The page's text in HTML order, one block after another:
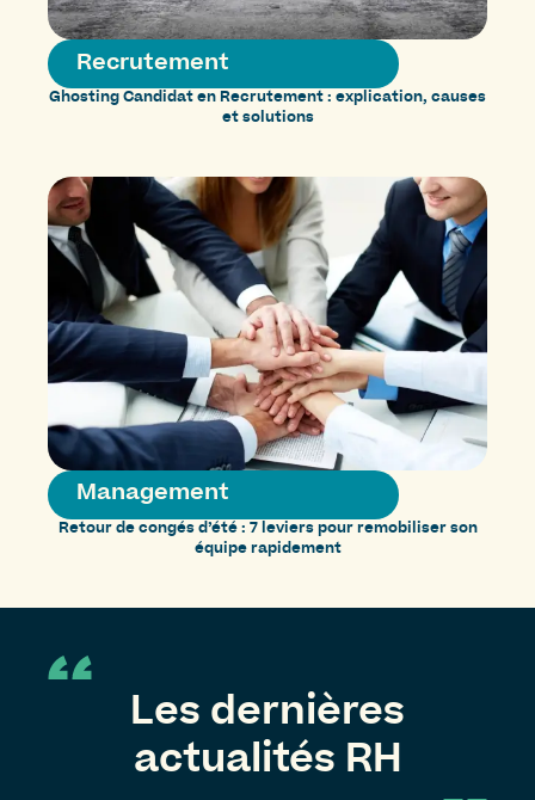
Recrutement
Ghosting Candidat en Recrutement : explication, causes
et solutions
Management
Retour de congés d’été : 7 leviers pour remobiliser son
équipe rapidement
Les dernières
actualités RH